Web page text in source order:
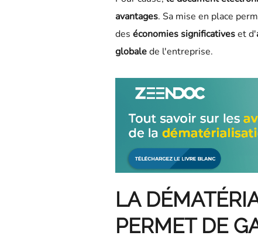
avantages. Sa mise en place
des économies significativeset d'
globalede l'entreprise.
LA
PERMET DE